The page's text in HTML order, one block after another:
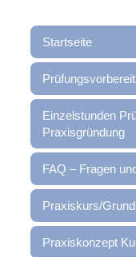
Startseite
Einzelstunden
Praxisgründung
FAQ – Fragen
Praxiskurs/
Praxiskonzept